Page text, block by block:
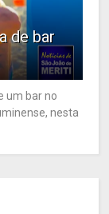
de bar
um bar no
nesta